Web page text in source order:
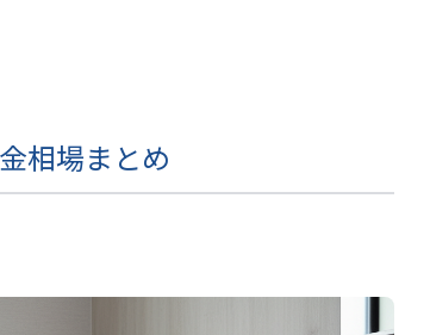
相場まとめ